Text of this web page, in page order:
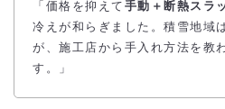
「価格を抑えて 手動＋断熱スラ
冷えが和らぎました。積雪地域
が、施工店から手入れ方法を教
す。」